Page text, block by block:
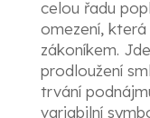
celou řadu
omezení,
zákoníkem.
prodloužení
trvání
variabilní